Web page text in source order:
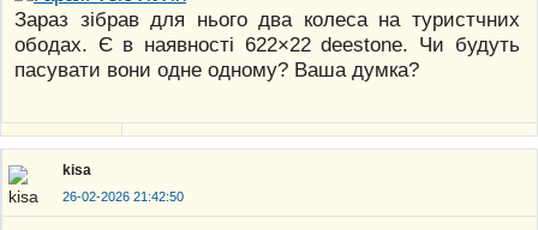
Зараз зібрав для нього два колеса на туристчних
ободах. Є в наявності 622×22 deestone. Чи будуть
пасувати вони одне одному? Ваша думка?
kisa
26-02-2026 21:42:50